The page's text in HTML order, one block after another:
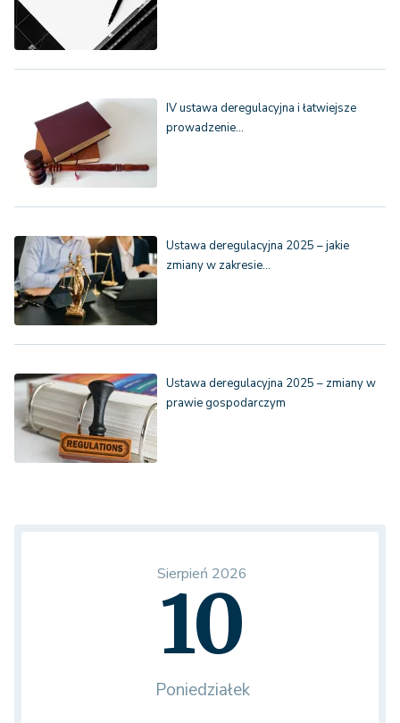
IV ustawa deregulacyjna i łatwiejsze
prowadzenie…
Ustawa deregulacyjna 2025 – jakie
zmiany w zakresie…
Ustawa deregulacyjna 2025 – zmiany w
prawie gospodarczym
Sierpień 2026
10
Poniedziałek